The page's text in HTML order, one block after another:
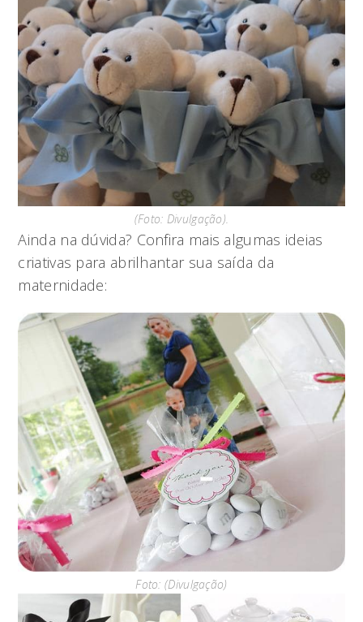
(Foto: Divulgação).
Ainda na dúvida? Confira mais algumas ideias
criativas para abrilhantar sua saída da
maternidade:
Foto: (Divulgação)